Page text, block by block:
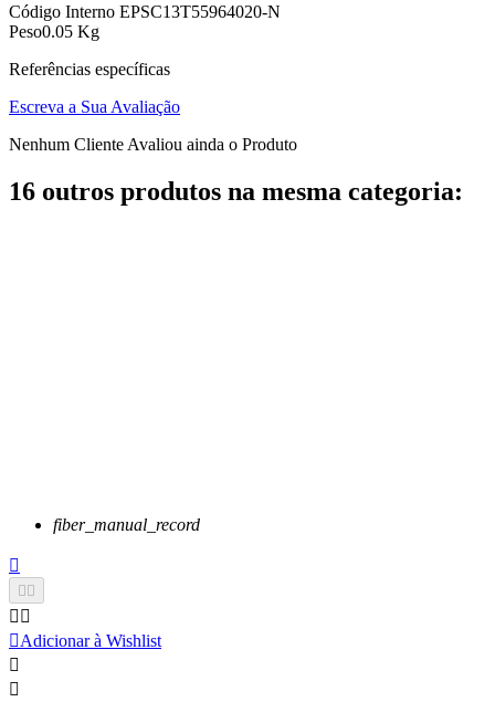
Código Interno EPSC13T55964020-N
Peso0.05 Kg
Referências específicas
Escreva a Sua Avaliação
Nenhum Cliente Avaliou ainda o Produto
16 outros produtos na mesma categoria:
fiber_manual_record


 
Adicionar à Wishlist

